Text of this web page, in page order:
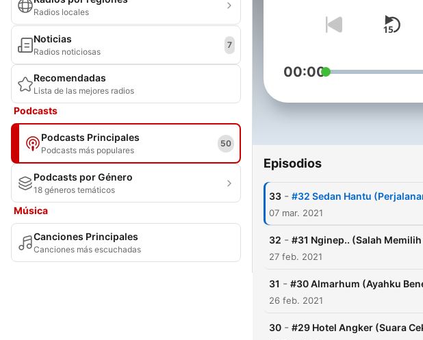
Radios locales
Noticias
Radios noticiosas
7
Recomendadas
Lista de las mejores radios
Podcasts
Podcasts Principales
Podcasts más populares
50
Podcasts por Género
18 géneros temáticos
Música
Canciones Principales
Canciones más escuchadas
00:00
Episodios
33 - #32 Sedan Hantu
07 mar. 2021
32 - #31 Nginep.. (Salah
27 feb. 2021
31 - #30 Almarhum (Ayahku
26 feb. 2021
30 - #29 Hotel Angker (Suara